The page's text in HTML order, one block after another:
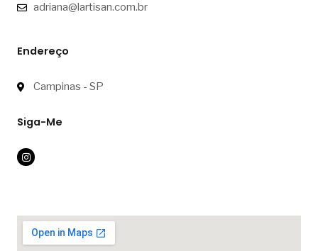
adriana@lartisan.com.br
Endereço
Campinas - SP
Siga-Me